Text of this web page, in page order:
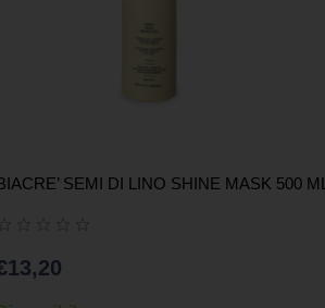
SEMI DI LINO SHINE MASK 500 ML
13,20